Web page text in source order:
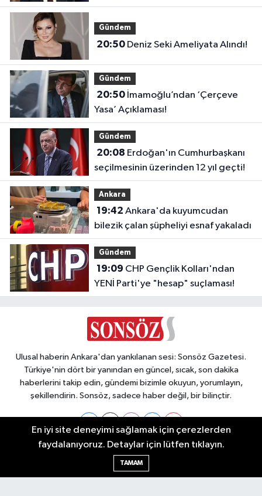
dönümü paylaşımı!
Gündem
20:50 Deniz Seki Ameliyata Alındı!
Gündem
20:50İmamoğlu’ndan ‘Çerçeve
Yasa’ Açıklaması!
Gündem
20:08
seçilmesinin üzerinden 12 yıl geçti!
Ankara
19:42
bilezik çalan şüpheliyi esnaf yakaladı
Gündem
19:09
YENİ Parti'ye "hesap" suçlaması!
Ulusal haberin Ankara'dan yankılanan sesi: Sonsöz Gazetesi.
Türkiye'nin dört bir yanından en güncel, sıcak, son dakika
haberlerini takip edin, gündemi bizimle okuyun, yorumlayın,
şekillendirin. Sonsöz, sadece haber değil, bir bilinçtir.
Ankara Nöbetçi Eczaneler
En iyi site deneyimi sağlamak için çerezlerden
faydalanıyoruz. Detaylar için lütfen tıklayın.
TAMAM